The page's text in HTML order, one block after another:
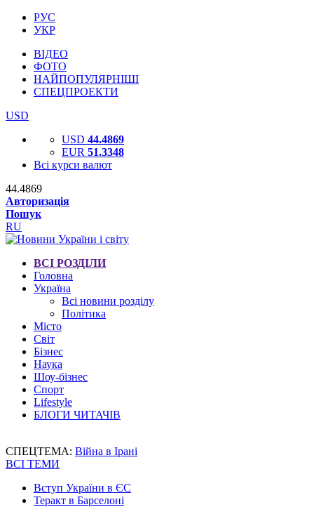
РУС
УКР
ВІДЕО
ФОТО
НАЙПОПУЛЯРНІШІ
СПЕЦПРОЕКТИ
USD
USD 44.4869
EUR 51.3348
Всі курси валют
44.4869
Авторизація
Пошук
RU
ВСІ РОЗДІЛИ
Головна
Україна
Всі новини розділу
Політика
Місто
Світ
Бізнес
Наука
Шоу-бізнес
Спорт
Lifestyle
БЛОГИ ЧИТАЧІВ
СПЕЦТЕМА: Війна в Ірані
ВСІ ТЕМИ
Вступ України в ЄС
Теракт в Барселоні